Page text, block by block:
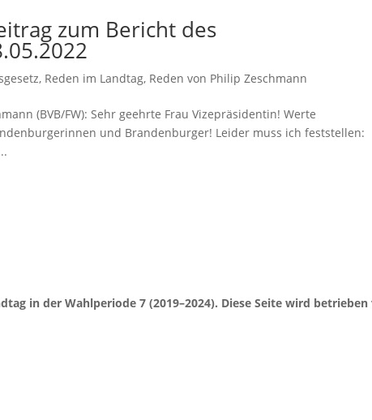
zum Bericht des
, Reden im Landtag, Reden von Philip Zeschmann
(BVB/FW): Sehr geehrte Frau Vizepräsidentin! Werte
und Brandenburger! Leider muss ich feststellen:
in der Wahlperiode 7 (2019–2024). Diese Seite wird